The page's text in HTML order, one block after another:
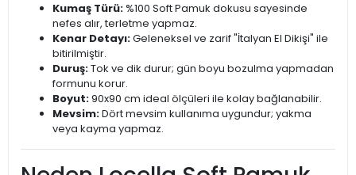
Kumaş Türü: %100 Soft Pamuk dokusu sayesinde
nefes alır, terletme yapmaz.
Kenar Detayı:Geleneksel ve zarif "İtalyan El Dikişi" ile
bitirilmiştir.
Duruş:Tok ve dik durur; gün boyu bozulma yapmadan
formunu korur.
Boyut:90x90 cm ideal ölçüleri ile kolay bağlanabilir.
Mevsim:Dört mevsim kullanıma uygundur; yakma
veya kayma yapmaz.